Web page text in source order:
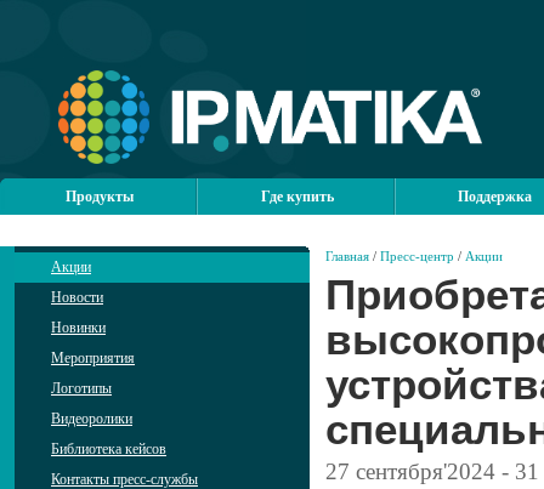
Продукты Где купить Поддержка
Акции
Новости
Новинки
Мероприятия
Логотипы
Видеоролики
Библиотека кейсов
Контакты пресс-службы
Главная / Пресс-центр / Акции
27 сентября'2024 - 31